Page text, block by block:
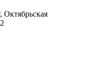
Октябрьская